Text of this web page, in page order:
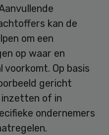
kan de
om een
op waar en
Op basis
gericht
of in
ondernemers